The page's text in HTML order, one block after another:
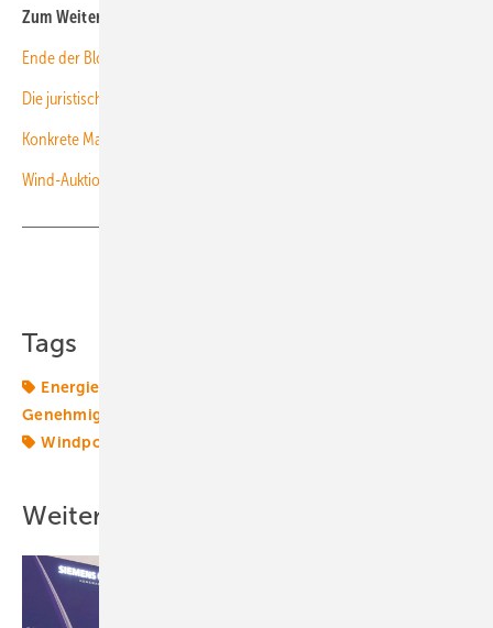
Zum Weiterlesen:
Ende der Blockade ganzer Windparkprojekte in Sicht
Die juristische Breitseite im Namen des Umweltschutzes
Konkrete Maßnahmen für den Ausbau Erneuerbarer gefordert
Wind-Auktion knapp unterzeichnet - Genehmigungen mau
Tags
Energiemarkt
Genehmigung
Windpolitik
Weitere Inhalte